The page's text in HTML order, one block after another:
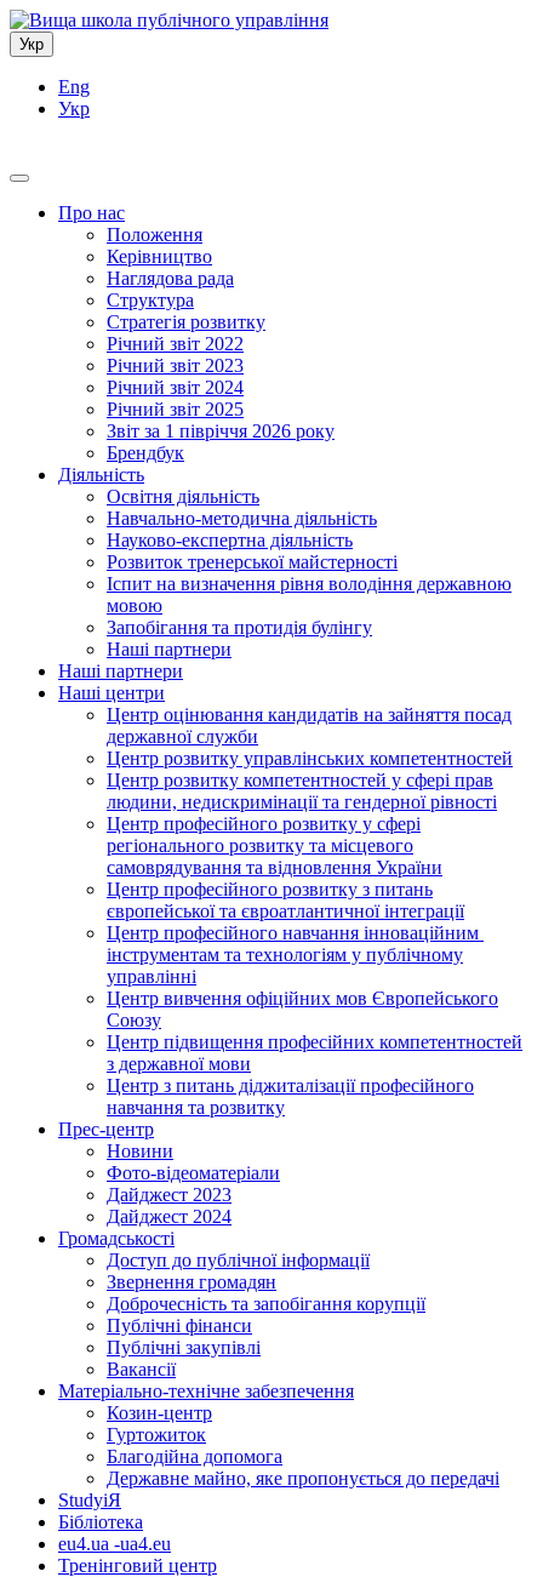
Укр
Eng
Укр
Про нас
Положення
Керівництво
Наглядова рада
Структура
Стратегія розвитку
Річний звіт 2022
Річний звіт 2023
Річний звіт 2024
Річний звіт 2025
Звіт за 1 півріччя 2026 року
Брендбук
Діяльність
Освітня діяльність
Навчально-методична діяльність
Науково-експертна діяльність
Розвиток тренерської майстерності
Іспит на визначення рівня володіння державною
мовою
Запобігання та протидія булінгу
Наші партнери
Наші партнери
Наші центри
Центр оцінювання кандидатів на зайняття посад
державної служби
Центр розвитку управлінських компетентностей
Центр розвитку компетентностей у сфері прав
людини, недискримінації та гендерної рівності
Центр професійного розвитку у сфері
регіонального розвитку та місцевого
самоврядування та відновлення України
Центр професійного розвитку з питань
європейської та євроатлантичної інтеграції
Центр професійного навчання інноваційним
інструментам та технологіям у публічному
управлінні
Центр вивчення офіційних мов Європейського
Союзу
Центр підвищення професійних компетентностей
з державної мови
Центр з питань діджиталізації професійного
навчання та розвитку
Прес-центр
Новини
Фото-відеоматеріали
Дайджест 2023
Дайджест 2024
Громадськості
Доступ до публічної інформації
Звернення громадян
Доброчесність та запобігання корупції
Публічні фінанси
Публічні закупівлі
Вакансії
Матеріально-технічне забезпечення
Козин-центр
Гуртожиток
Благодійна допомога
Державне майно, яке пропонується до передачі
StudyіЯ
Бібліотека
eu4.ua -ua4.eu
Тренінговий центр